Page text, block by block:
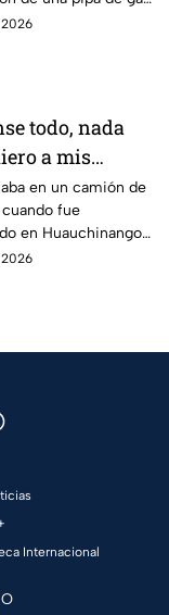
colonia Las
todo, nada
a mis
Asaltan a un
sus
y le roban a sus
en
en un camión de
fue
en Huauchinango,
de quitarle
Internacional